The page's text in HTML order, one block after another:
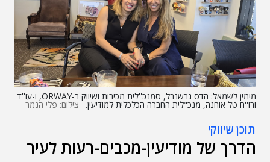
מימין לשמאל: הדס גרשנבל, סמנכ''לית מכירות ושיווק ב-ORWAY, ו-עו''ד
ורו''ח טל אוחנה, מנכ"לית החברה הכלכלית למודיעין. צילום: פלי הנמר
תוכן שיווקי
הדרך של מודיעין-מכבים-רעות לעיר